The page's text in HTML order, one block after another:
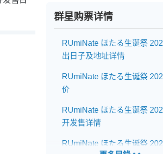
群星购票详情
RUmiNate ほたる生诞祭
出日子及地址详情
RUmiNate ほたる生诞祭
价
RUmiNate ほたる生诞祭
开发售详情
RUmiNate ほたる生诞祭